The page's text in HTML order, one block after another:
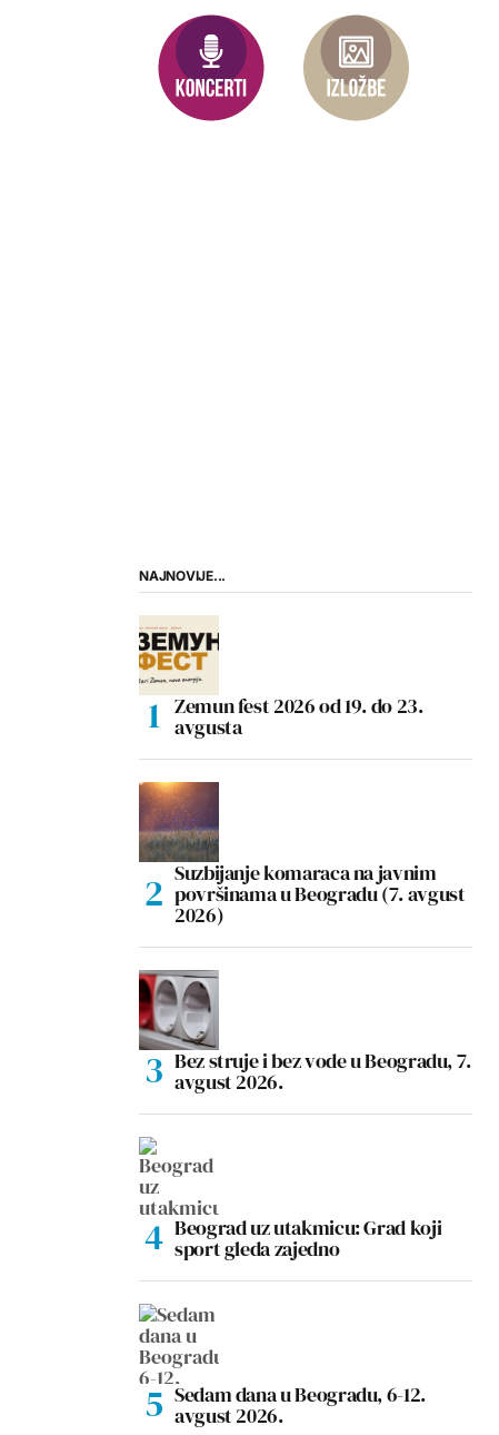
NAJNOVIJE...
Zemun fest 2026 od 19. do 23.
avgusta
Suzbijanje komaraca na javnim
površinama u Beogradu (7. avgust
2026)
Bez struje i bez vode u Beogradu, 7.
avgust 2026.
Beograd uz utakmicu: Grad koji
sport gleda zajedno
Sedam dana u Beogradu, 6-12.
avgust 2026.